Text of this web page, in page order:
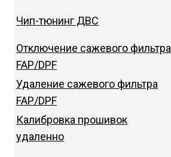
Чип-тюнинг ДВС
Отключение сажевого фильтра
FAP/DPF
Удаление сажевого фильтра
FAP/DPF
Калибровка прошивок
удаленно